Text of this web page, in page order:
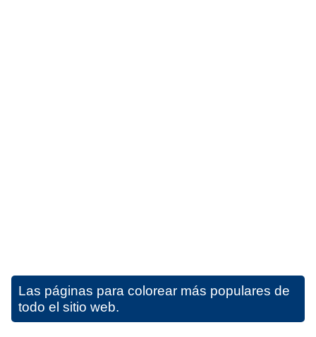
Las páginas para colorear más populares de
todo el sitio web.